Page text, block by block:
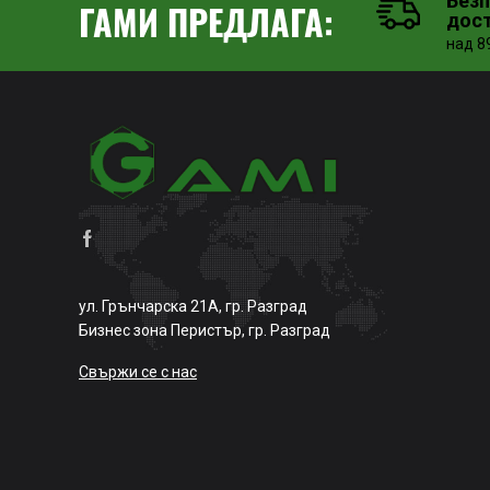
ГАМИ ПРЕДЛАГА: над
ул. Грънчарска 21А, гр. Разград
Бизнес зона Перистър, гр. Разград
Свържи се с нас